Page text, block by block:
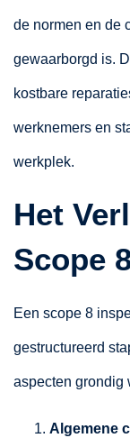
de normen en de
gewaarborgd is.
kostbare
werknemers en
werkplek.
Het
Scope
Een scope 8
gestructureerd
aspecten grondig
Algemene